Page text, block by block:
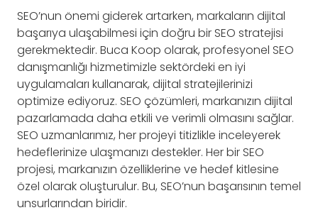
SEO’nun önemi giderek artarken, markaların dijital
başarıya ulaşabilmesi için doğru bir SEO stratejisi
gerekmektedir. Buca Koop olarak, profesyonel SEO
danışmanlığı hizmetimizle sektördeki en iyi
uygulamaları kullanarak, dijital stratejilerinizi
optimize ediyoruz. SEO çözümleri, markanızın dijital
pazarlamada daha etkili ve verimli olmasını sağlar.
SEO uzmanlarımız, her projeyi titizlikle inceleyerek
hedeflerinize ulaşmanızı destekler. Her bir SEO
projesi, markanızın özelliklerine ve hedef kitlesine
özel olarak oluşturulur. Bu, SEO’nun başarısının temel
unsurlarından biridir.